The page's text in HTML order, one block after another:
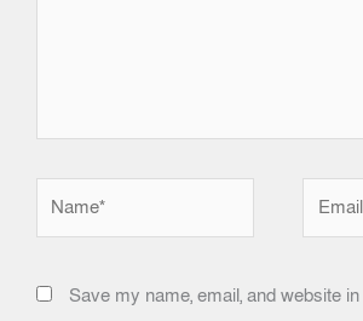
Save my name, email, and website